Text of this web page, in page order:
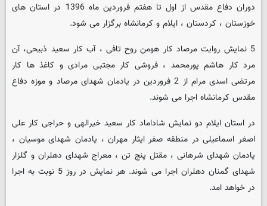
دوران دفاع مقدس از اول تا هفتم فروردین ماه 1396 در استان های
خوزستان ، کردستان ، ایلام و کرمانشاه برگزار می شود.
5 نمایش روایت مرصاد کار هومن روح تافی ، آب کار سعید ذبیحی، آن
مرد کار هاشم پورمحمد ، فروشی کار مجتبی مرادی و کاغذ ها کار
مرتضی اسدی مرام از 2 فروردین در یادمان شهدای مرصاد و موزه دفاع
مقدس کرمانشاه اجرا می شوند.
در استان ایلام دو نمایش شاداماد کار سعید خیرالهی و حراجی کار علی
اصغر اسماعیلی در منطقه صفر ایثار مهران ، یادمان شهدای موسیان ،
یادمان شهدای شرهانی ، مقتل پنج تن ، معراج شهدای دهلران و گلزار
شهدای گمنان دهلران اجرا می شوند. هر نمایش در روز 5 نوبت به اجرا
در خواهد امد.